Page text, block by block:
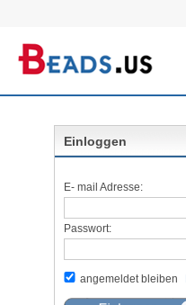
Einloggen
E- mail Adresse:
Passwort:
angemeldet bleiben